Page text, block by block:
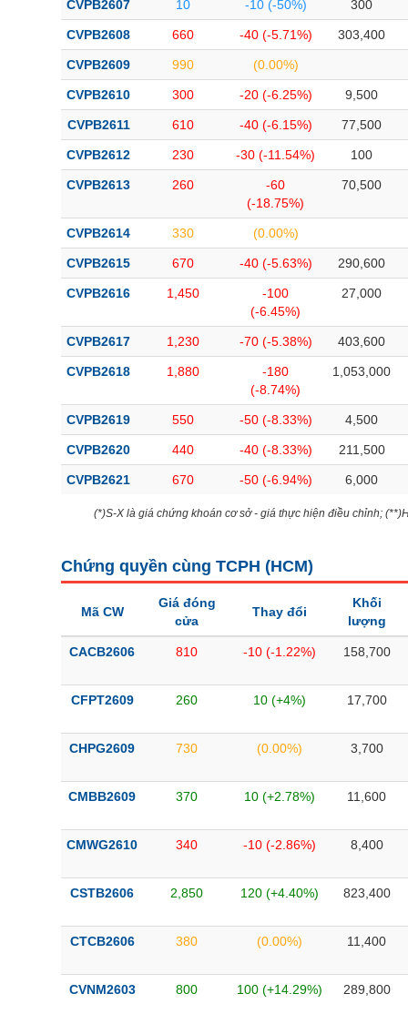
CVPB2607 10 -10 (-50%) 300
CVPB2608 660 -40 (-5.71%) 303,400
CVPB2609 990 (0.00%)
CVPB2610 300 -20 (-6.25%) 9,500
CVPB2611 610 -40 (-6.15%) 77,500
CVPB2612 230 -30 (-11.54%) 100
CVPB2613 260
-60
(-18.75%)
70,500
CVPB2614 330 (0.00%)
CVPB2615 670 -40 (-5.63%) 290,600
CVPB2616 1,450
-100
(-6.45%)
27,000
CVPB2617 1,230 -70 (-5.38%) 403,600
CVPB2618 1,880
-180
(-8.74%)
1,053,000
CVPB2619 550 -50 (-8.33%) 4,500
CVPB2620 440 -40 (-8.33%) 211,500
CVPB2621 670 -50 (-6.94%) 6,000
(*)S-X là giá chứng khoán cơ sở - giá thực hiện điều chỉnh;
Chứng quyền cùng TCPH (HCM)
Mã CW
Giá đóng
cửa
Thay đổi
Khối
lượng
CACB2606 810 -10 (-1.22%) 158,700
CFPT2609 260 10 (+4%) 17,700
CHPG2609 730 (0.00%) 3,700
CMBB2609 370 10 (+2.78%) 11,600
CMWG2610 340 -10 (-2.86%) 8,400
CSTB2606 2,850 120 (+4.40%) 823,400
CTCB2606 380 (0.00%) 11,400
CVNM2603 800 100 (+14.29%) 289,800
Bài viết của tác giả(-)
Báo cáo phân tích (-)
Thuật ngữ(-)
Dịch vụ(-)
Đào tạo
Sách tài chính
Công cụ đầu tư
Truyền thông tài chính
Dữ liệu tài chính